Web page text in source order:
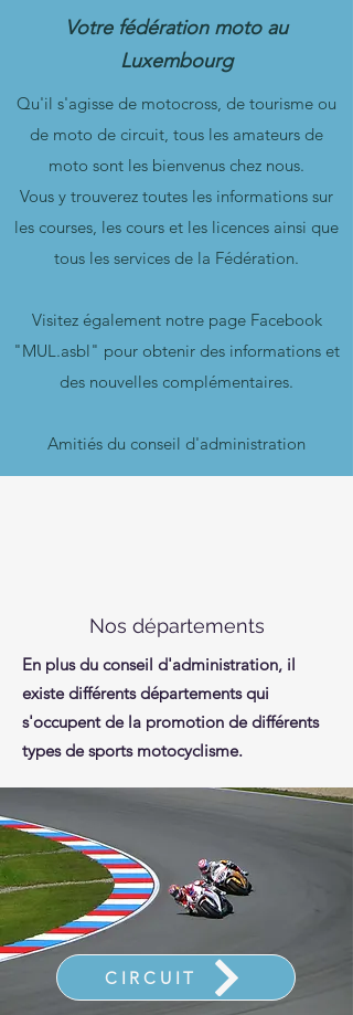
Votre fédération moto au
Luxembourg
Qu'il s'agisse de motocross, de tourisme ou
de moto de circuit, tous les amateurs de
moto sont les bienvenus chez nous.
Vous y trouverez toutes les informations sur
les courses, les cours et les licences ainsi que
tous les services de la Fédération.
Visitez également notre page Facebook
"MUL.asbl" pour obtenir des informations et
des nouvelles complémentaires.
Amitiés du conseil d'administration
Nos départements
En plus du conseil d'administration, il
existe différents départements qui
s'occupent de la promotion de différents
types de sports motocyclisme.
CIRCUIT